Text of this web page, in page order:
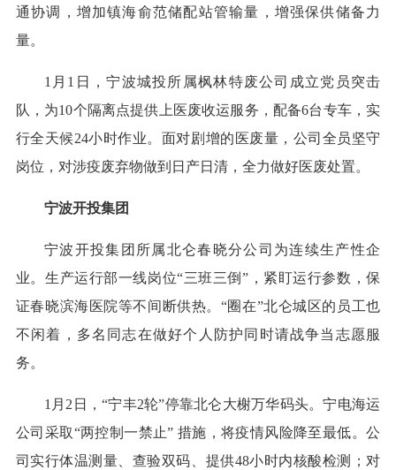
通协调，增加镇海俞范储配站管输量，增强保供储备力
量。
1月1日，宁波城投所属枫林特废公司成立党员突击
队，为10个隔离点提供上医废收运服务，配备6台专车，实
行全天候24小时作业。面对剧增的医废量，公司全员坚守
岗位，对涉疫废弃物做到日产日清，全力做好医废处置。
宁波开投集团
宁波开投集团所属北仑春晓分公司为连续生产性企
业。生产运行部一线岗位“三班三倒”，紧盯运行参数，保
证春晓滨海医院等不间断供热。“圈在”北仑城区的员工也
不闲着，多名同志在做好个人防护同时请战争当志愿服
务。
1月2日，“宁丰2轮”停靠北仑大榭万华码头。宁电海运
公司采取“两控制一禁止” 措施，将疫情风险降至最低。公
司实行体温测量、查验双码、提供48小时内核酸检测；对